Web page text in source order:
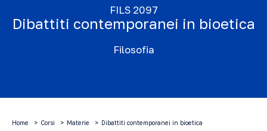
FILS 2097
Dibattiti contemporanei in bioetica
Filosofia
Home Corsi Materie Dibattiti contemporanei in bioetica